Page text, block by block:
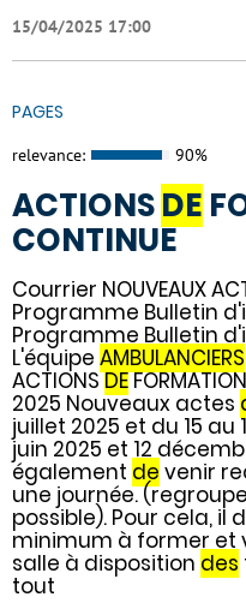
15/04/2025 17:00
PAGES
relevance: 90%
ACTIONSDE
CONTINUE
Courrier NOUVEAUX
Programme Bulletin
Programme Bulletin
L'équipe AMBULANCIERS
ACTIONSDE
2025 Nouveaux actes
juillet 2025 et du 15 au
juin 2025 et 12
également de venir
une journée.
possible). Pour cela, il
minimum à former et
salle à disposition des
tout